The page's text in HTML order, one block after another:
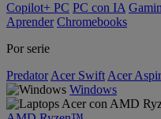
Copilot+ PC PC con IA
Aprender Chromebooks
Por serie
Predator Acer Swift Acer
Windows